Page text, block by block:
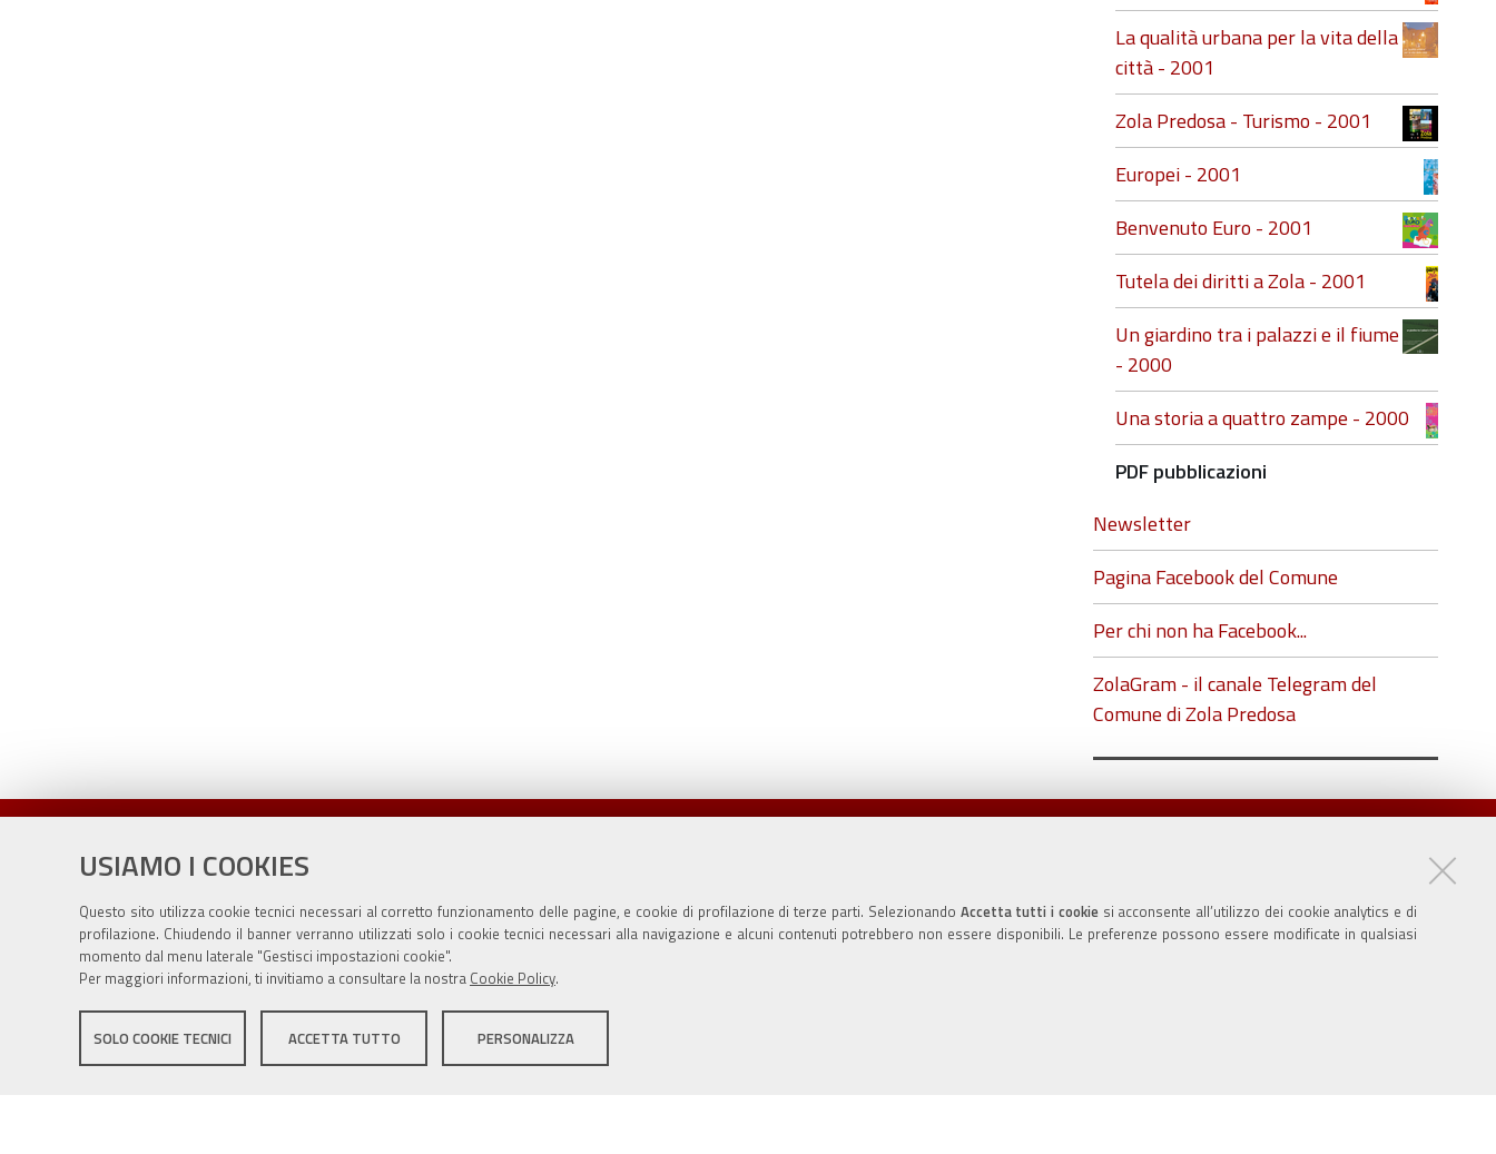
USIAMO I COOKIES
Questo sito utilizza cookie tecnici necessari al corretto funzionamento delle pagine, e cookie di profilazione di terze parti. Selezionando Accetta tutti i cookiesi acconsente all’utilizzo dei cookie analytics e di
profilazione. Chiudendo il banner verranno utilizzati solo i cookie tecnici necessari alla navigazione e alcuni contenuti potrebbero non essere disponibili. Le preferenze possono essere modificate in qualsiasi
momento dal menu laterale "Gestisci impostazioni cookie".
Per maggiori informazioni, ti invitiamo a consultare la nostra Cookie Policy.
SOLO COOKIE TECNICI ACCETTA TUTTO PERSONALIZZA
La qualità urbana per la vita della
città - 2001
Zola Predosa - Turismo - 2001
Europei - 2001
Benvenuto Euro - 2001
Tutela dei diritti a Zola - 2001
Un giardino tra i palazzi e il fiume
- 2000
Una storia a quattro zampe - 2000
PDF pubblicazioni
Newsletter
Pagina Facebook del Comune
Per chi non ha Facebook...
ZolaGram - il canale Telegram del
Comune di Zola Predosa
Sito istituzionale Comune di Zola Predosa